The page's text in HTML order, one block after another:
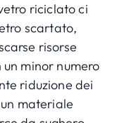
riciclato ci
scartato,
risorse
minor numero
riduzione dei
materiale